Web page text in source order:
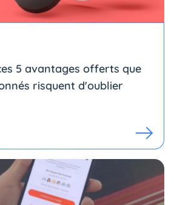
5 avantages offerts que
risquent d'oublier